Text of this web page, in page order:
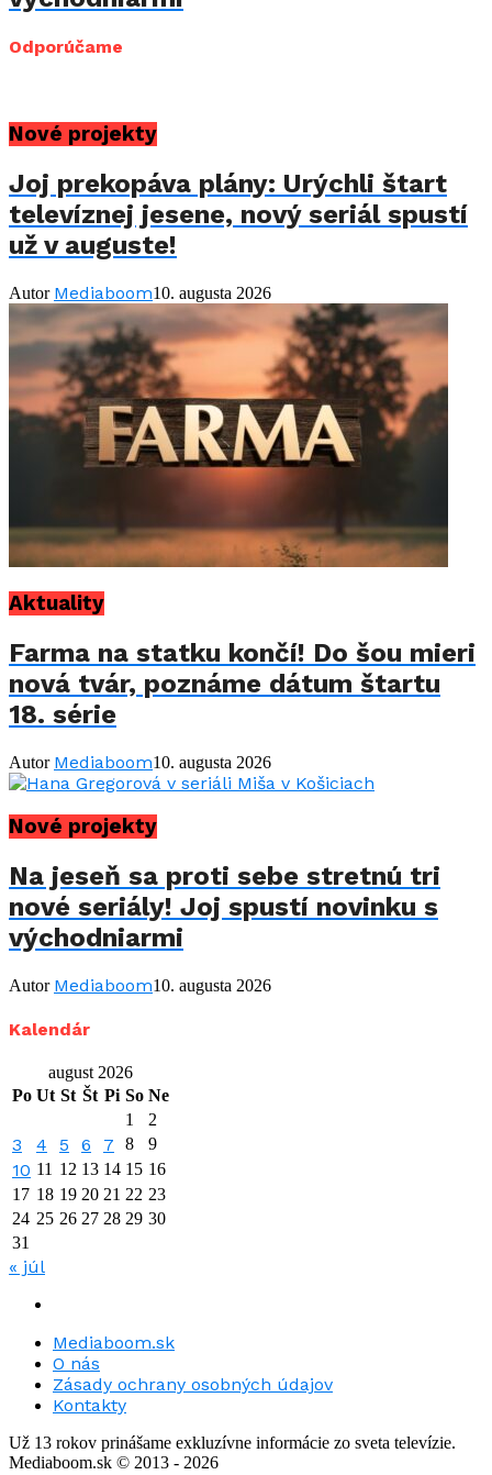
Odporúčame
Nové projekty
Joj prekopáva plány: Urýchli štart
televíznej jesene, nový seriál spustí
už v auguste!
Autor Mediaboom10. augusta 2026
Aktuality
Farma na statku končí! Do šou mieri
nová tvár, poznáme dátum štartu
18. série
Autor Mediaboom10. augusta 2026
Nové projekty
Na jeseň sa proti sebe stretnú tri
nové seriály! Joj spustí novinku s
východniarmi
Autor Mediaboom10. augusta 2026
Kalendár
august 2026
Po Ut St Št Pi So Ne
1
2
3 4 5 6 7 8 9
10 11 12 13 14 15 16
17 18 19 20 21 22 23
24 25 26 27 28 29 30
31
« júl
Mediaboom.sk
O nás
Zásady ochrany osobných údajov
Kontakty
Už 13 rokov prinášame exkluzívne informácie zo sveta televízie.
Mediaboom.sk © 2013 - 2026